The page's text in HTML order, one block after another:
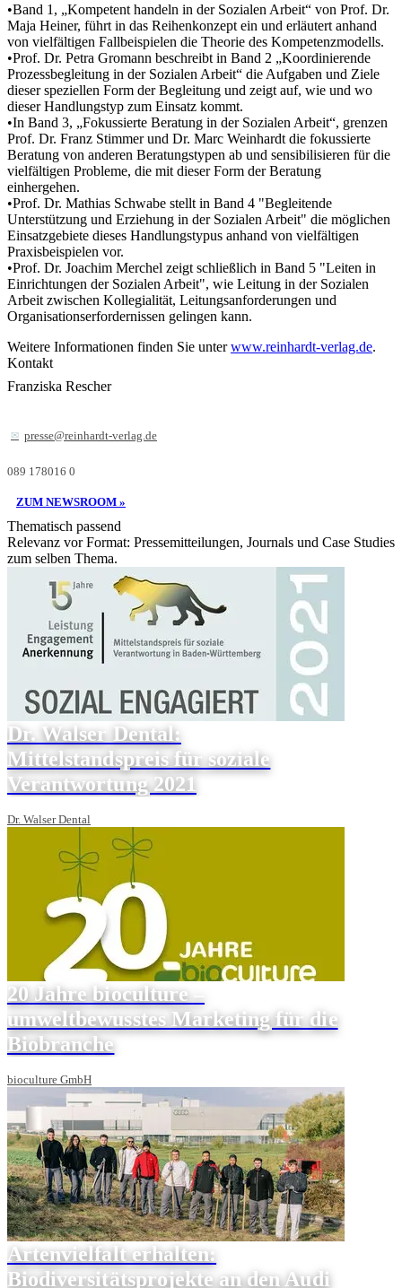
•Band 1, „Kompetent handeln in der Sozialen Arbeit“ von Prof. Dr.
Maja Heiner, führt in das Reihenkonzept ein und erläutert anhand
von vielfältigen Fallbeispielen die Theorie des Kompetenzmodells.
•Prof. Dr. Petra Gromann beschreibt in Band 2 „Koordinierende
Prozessbegleitung in der Sozialen Arbeit“ die Aufgaben und Ziele
dieser speziellen Form der Begleitung und zeigt auf, wie und wo
dieser Handlungstyp zum Einsatz kommt.
•In Band 3, „Fokussierte Beratung in der Sozialen Arbeit“, grenzen
Prof. Dr. Franz Stimmer und Dr. Marc Weinhardt die fokussierte
Beratung von anderen Beratungstypen ab und sensibilisieren für die
vielfältigen Probleme, die mit dieser Form der Beratung
einhergehen.
•Prof. Dr. Mathias Schwabe stellt in Band 4 "Begleitende
Unterstützung und Erziehung in der Sozialen Arbeit" die möglichen
Einsatzgebiete dieses Handlungstypus anhand von vielfältigen
Praxisbeispielen vor.
•Prof. Dr. Joachim Merchel zeigt schließlich in Band 5 "Leiten in
Einrichtungen der Sozialen Arbeit", wie Leitung in der Sozialen
Arbeit zwischen Kollegialität, Leitungsanforderungen und
Organisationserfordernissen gelingen kann.
Weitere Informationen finden Sie unterwww.reinhardt-verlag.de.
Kontakt
Franziska Rescher
presse@reinhardt-verlag.de
089 178016 0
ZUM NEWSROOM »
Thematisch passend
Relevanz vor Format: Pressemitteilungen, Journals und Case Studies
zum selben Thema.
Dr. Walser Dental:
Mittelstandspreis für soziale
Verantwortung 2021
Dr. Walser Dental
20 Jahre bioculture –
umweltbewusstes Marketing für die
Biobranche
bioculture GmbH
Artenvielfalt erhalten:
Biodiversitätsprojekte an den Audi